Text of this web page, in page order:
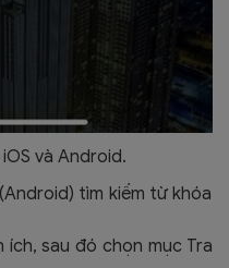
và Android.
tìm kiếm từ khóa
ích, sau đó chọn mục Tra